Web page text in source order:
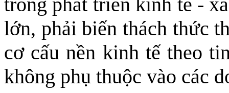
lớn, phải biến thách thức
cơ cấu nền kinh tế theo
không phụ thuộc vào các